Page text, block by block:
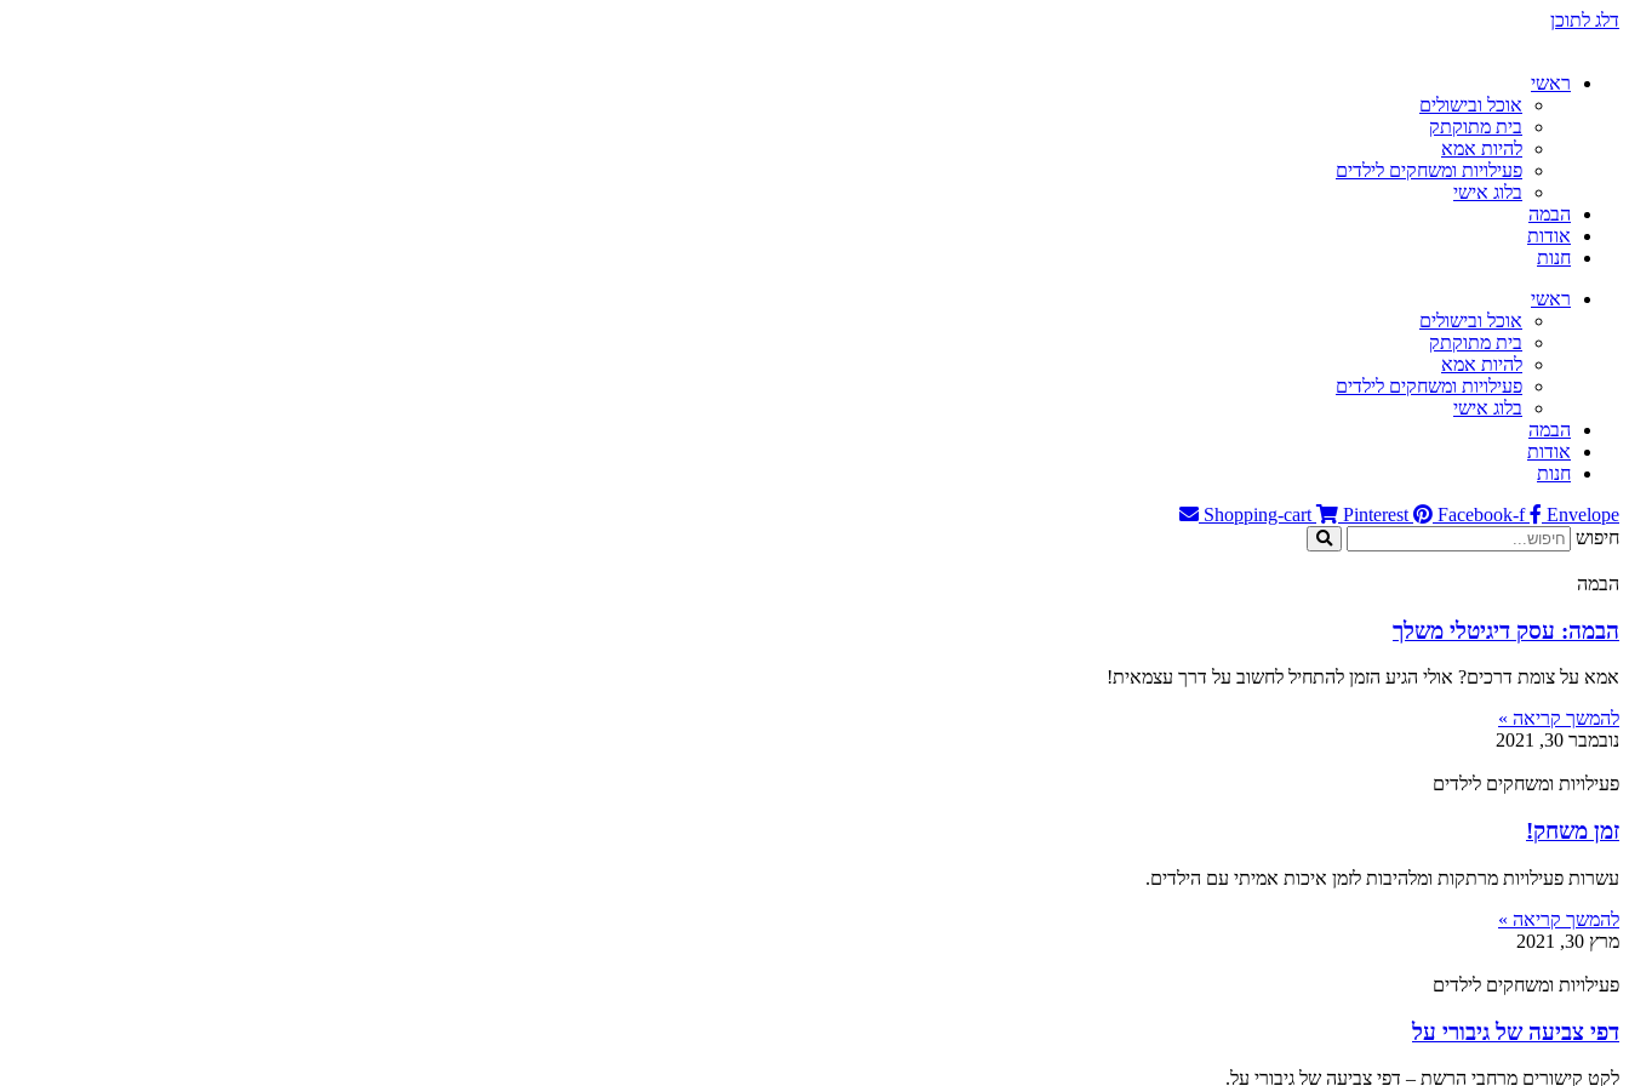
דלג לתוכן
ראשי
אוכל ובישולים
בית מתוקתק
להיות אמא
פעילויות ומשחקים לילדים
בלוג אישי
הבמה
אודות
חנות
ראשי
אוכל ובישולים
בית מתוקתק
להיות אמא
פעילויות ומשחקים לילדים
בלוג אישי
הבמה
אודות
חנות
Shopping-cart
Pinterest Facebook-f
Envelope
חיפוש
הבמה
הבמה: עסק דיגיטלי משלך
אמא על צומת דרכים? אולי הגיע הזמן להתחיל לחשוב על דרך עצמאית!
להמשך קריאה »
נובמבר 30, 2021
פעילויות ומשחקים לילדים
זמן משחק!
עשרות פעילויות מרתקות ומלהיבות לזמן איכות אמיתי עם הילדים.
להמשך קריאה »
מרץ 30, 2021
פעילויות ומשחקים לילדים
דפי צביעה של גיבורי על
לקט קישורים מרחבי הרשת – דפי צביעה של גיבורי על.